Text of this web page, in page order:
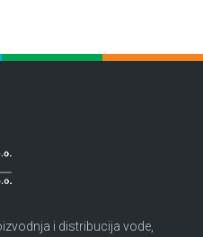
i distribucija vode,